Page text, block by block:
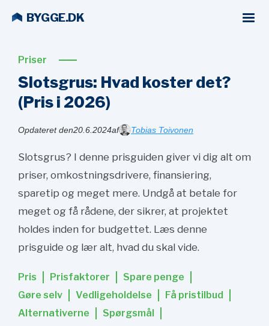
BYGGE.DK
Priser
Slotsgrus: Hvad koster det?
(Pris i 2026)
Opdateret den20.6.2024af Tobias Toivonen
Slotsgrus? I denne prisguiden giver vi dig alt om
priser, omkostningsdrivere, finansiering,
sparetip og meget mere. Undgå at betale for
meget og få rådene, der sikrer, at projektet
holdes inden for budgettet. Læs denne
prisguide og lær alt, hvad du skal vide.
Pris Prisfaktorer
Spare penge
Gøre selv
Vedligeholdelse
Få pristilbud
Alternativerne
Spørgsmål